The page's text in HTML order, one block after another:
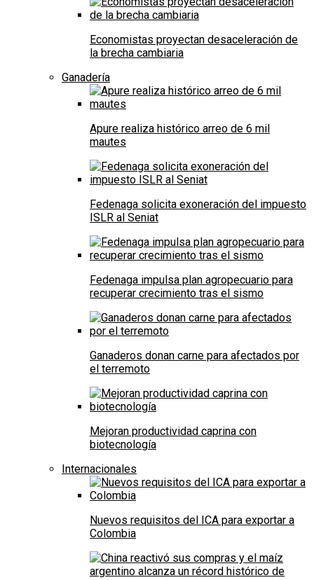
Economistas proyectan desaceleración de
la brecha cambiaria
Ganadería
Apure realiza histórico arreo de 6 mil
mautes
Fedenaga solicita exoneración del impuesto
ISLR al Seniat
Fedenaga impulsa plan agropecuario para
recuperar crecimiento tras el sismo
Ganaderos donan carne para afectados por
el terremoto
Mejoran productividad caprina con
biotecnología
Internacionales
Nuevos requisitos del ICA para exportar a
Colombia